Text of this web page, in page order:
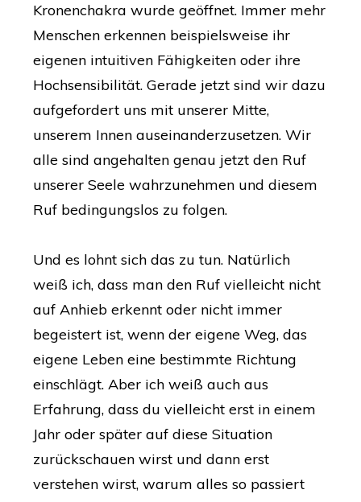
Kronenchakra wurde geöffnet. Immer mehr
Menschen erkennen beispielsweise ihr
eigenen intuitiven Fähigkeiten oder ihre
Hochsensibilität. Gerade jetzt sind wir dazu
aufgefordert uns mit unserer Mitte,
unserem Innen auseinanderzusetzen. Wir
alle sind angehalten genau jetzt den Ruf
unserer Seele wahrzunehmen und diesem
Ruf bedingungslos zu folgen.
Und es lohnt sich das zu tun. Natürlich
weiß ich, dass man den Ruf vielleicht nicht
auf Anhieb erkennt oder nicht immer
begeistert ist, wenn der eigene Weg, das
eigene Leben eine bestimmte Richtung
einschlägt. Aber ich weiß auch aus
Erfahrung, dass du vielleicht erst in einem
Jahr oder später auf diese Situation
zurückschauen wirst und dann erst
verstehen wirst, warum alles so passiert